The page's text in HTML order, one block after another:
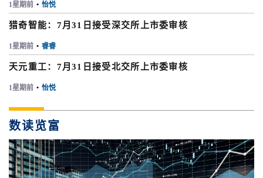
1星期前 • 怡悦
猎奇智能：7月31日接受深交所上市委审核
1星期前 • 睿睿
天元重工：7月31日接受北交所上市委审核
1星期前 • 怡悦
数读览富